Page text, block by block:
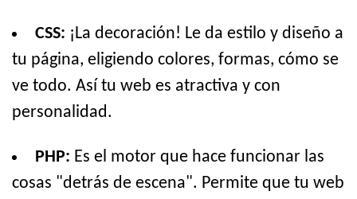
CSS: ¡La decoración! Le da estilo y diseño a
tu página, eligiendo colores, formas, cómo se
ve todo. Así tu web es atractiva y con
personalidad.
PHP: Es el motor que hace funcionar las
cosas "detrás de escena". Permite que tu web